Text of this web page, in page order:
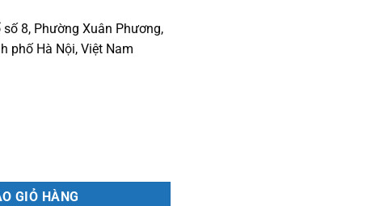
8, Phường Xuân Phương,
phố Hà Nội, Việt Nam
lượng
GIỎ HÀNG